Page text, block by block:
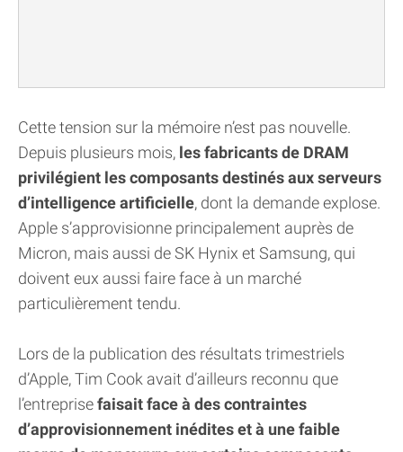
Cette tension sur la mémoire n’est pas nouvelle.
Depuis plusieurs mois, les fabricants de DRAM
privilégient les composants destinés aux serveurs
d’intelligence artificielle, dont la demande explose.
Apple s’approvisionne principalement auprès de
Micron, mais aussi de SK Hynix et Samsung, qui
doivent eux aussi faire face à un marché
particulièrement tendu.
Lors de la publication des résultats trimestriels
d’Apple, Tim Cook avait d’ailleurs reconnu que
l’entreprisefaisait face à des contraintes
d’approvisionnement inédites et à une faible